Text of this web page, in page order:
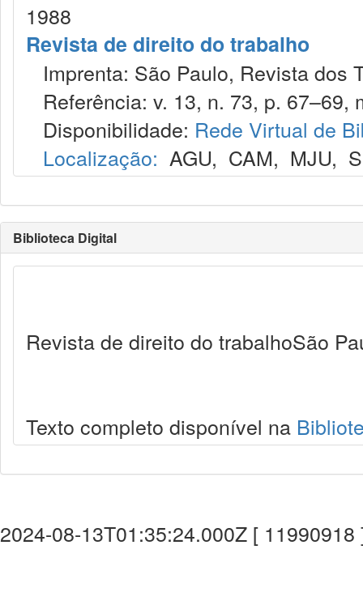
1988
Revista de direito do trabalho
Imprenta: São Paulo, Revista dos
Referência: v. 13, n. 73, p. 67–69,
Disponibilidade: Rede Virtual de
Localização: AGU, CAM, MJU,
Biblioteca Digital
Revista de direito do trabalhoSão
Texto completo disponível na
2024-08-13T01:35:24.000Z [ 11990918